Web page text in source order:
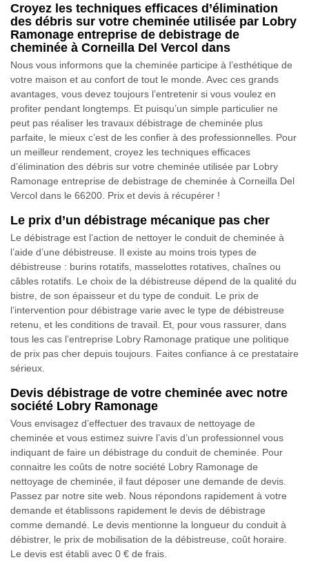
Croyez les techniques efficaces d’élimination
des débris sur votre cheminée utilisée par Lobry
Ramonage entreprise de debistrage de
cheminée à Corneilla Del Vercol dans
Nous vous informons que la cheminée participe à l’esthétique de
votre maison et au confort de tout le monde. Avec ces grands
avantages, vous devez toujours l’entretenir si vous voulez en
profiter pendant longtemps. Et puisqu’un simple particulier ne
peut pas réaliser les travaux débistrage de cheminée plus
parfaite, le mieux c’est de les confier à des professionnelles. Pour
un meilleur rendement, croyez les techniques efficaces
d’élimination des débris sur votre cheminée utilisée par Lobry
Ramonage entreprise de debistrage de cheminée à Corneilla Del
Vercol dans le 66200. Prix et devis à récupérer !
Le prix d’un débistrage mécanique pas cher
Le débistrage est l’action de nettoyer le conduit de cheminée à
l’aide d’une débistreuse. Il existe au moins trois types de
débistreuse : burins rotatifs, masselottes rotatives, chaînes ou
câbles rotatifs. Le choix de la débistreuse dépend de la qualité du
bistre, de son épaisseur et du type de conduit. Le prix de
l’intervention pour débistrage varie avec le type de débistreuse
retenu, et les conditions de travail. Et, pour vous rassurer, dans
tous les cas l’entreprise Lobry Ramonage pratique une politique
de prix pas cher depuis toujours. Faites confiance à ce prestataire
sérieux.
Devis débistrage de votre cheminée avec notre
société Lobry Ramonage
Vous envisagez d’effectuer des travaux de nettoyage de
cheminée et vous estimez suivre l’avis d’un professionnel vous
indiquant de faire un débistrage du conduit de cheminée. Pour
connaitre les coûts de notre société Lobry Ramonage de
nettoyage de cheminée, il faut déposer une demande de devis.
Passez par notre site web. Nous répondons rapidement à votre
demande et établissons rapidement le devis de débistrage
comme demandé. Le devis mentionne la longueur du conduit à
débistrer, le prix de mobilisation de la débistreuse, coût horaire.
Le devis est établi avec 0 € de frais.